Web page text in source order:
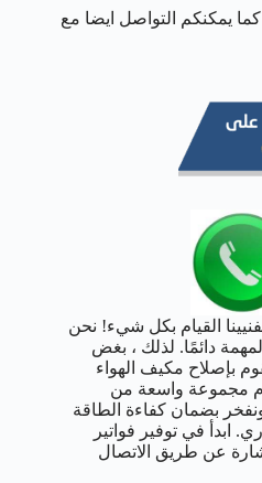
كما يمكنكم التواصل ايضا مع
القيام بكل شيء! نحن
دائمًا. لذلك ، بغض
بإصلاح مكيف الهواء
مجموعة واسعة من
ونفخر بضمان كفاءة الطاقة
ابدأ في توفير فواتير
عن طريق الاتصال